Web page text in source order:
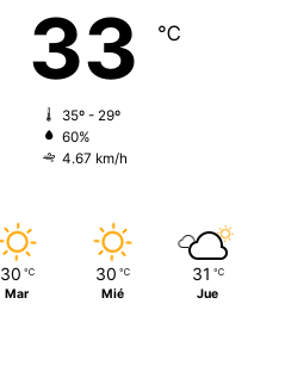
33 ℃
35º - 29º
60%
4.67 km/h
30 ℃
Mar
30 ℃
Mié
31 ℃
Jue